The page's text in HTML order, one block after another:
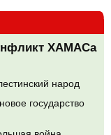
ХАМАСа
народ
государство